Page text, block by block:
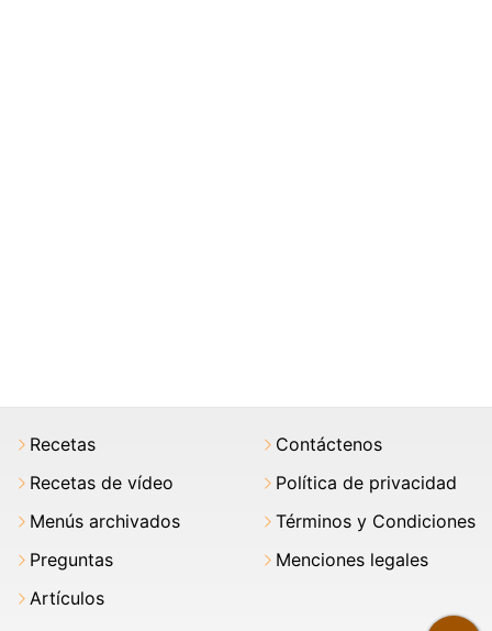
Recetas
Recetas de vídeo
Menús archivados
Preguntas
Artículos
Contáctenos
Política de privacidad
Términos y Condiciones
Menciones legales